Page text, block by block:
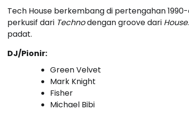
Tech House berkembang di pertengahan
perkusif dari Technodengan groove dari House
padat.
DJ/Pionir:
Green Velvet
Mark Knight
Fisher
Michael Bibi